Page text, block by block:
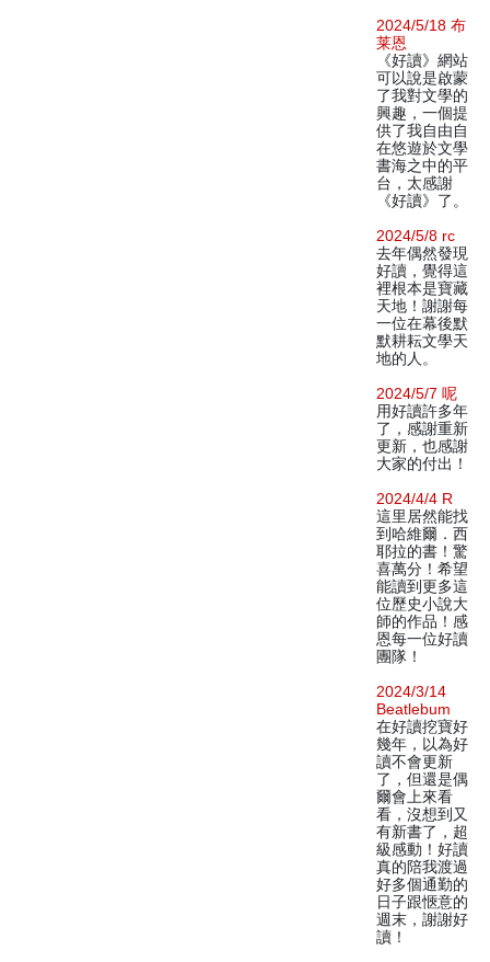
2024/5/18 布
莱恩
《好讀》網站
可以說是啟蒙
了我對文學的
興趣，一個提
供了我自由自
在悠遊於文學
書海之中的平
台，太感謝
《好讀》了。
2024/5/8 rc
去年偶然發現
好讀，覺得這
裡根本是寶藏
天地！謝謝每
一位在幕後默
默耕耘文學天
地的人。
2024/5/7 呢
用好讀許多年
了，感謝重新
更新，也感謝
大家的付出！
2024/4/4 R
這里居然能找
到哈維爾．西
耶拉的書！驚
喜萬分！希望
能讀到更多這
位歷史小說大
師的作品！感
恩每一位好讀
團隊！
2024/3/14
Beatlebum
在好讀挖寶好
幾年，以為好
讀不會更新
了，但還是偶
爾會上來看
看，沒想到又
有新書了，超
級感動！好讀
真的陪我渡過
好多個通勤的
日子跟愜意的
週末，謝謝好
讀！